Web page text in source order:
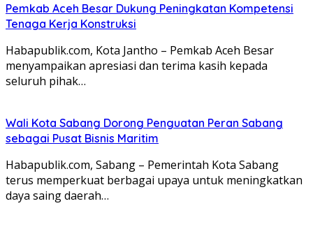
Pemkab Aceh Besar Dukung Peningkatan Kompetensi
Tenaga Kerja Konstruksi
Habapublik.com, Kota Jantho – Pemkab Aceh Besar
menyampaikan apresiasi dan terima kasih kepada
seluruh pihak…
Wali Kota Sabang Dorong Penguatan Peran Sabang
sebagai Pusat Bisnis Maritim
Habapublik.com, Sabang – Pemerintah Kota Sabang
terus memperkuat berbagai upaya untuk meningkatkan
daya saing daerah…